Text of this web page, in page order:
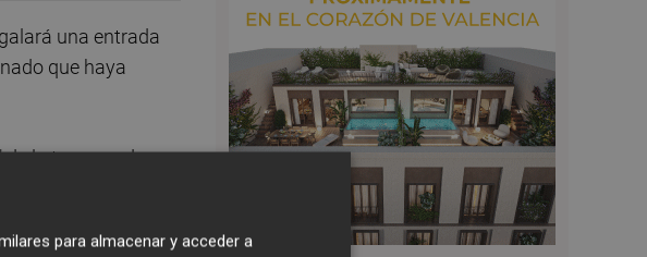
una entrada
que haya
la temporada, ya
para almacenar y acceder a